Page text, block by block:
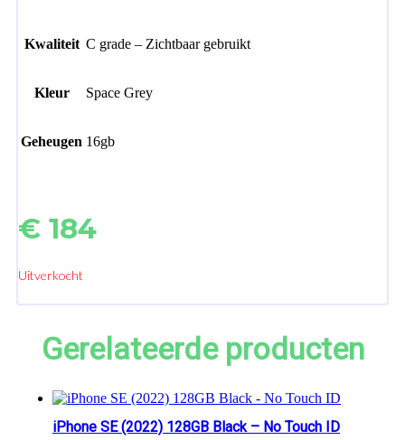
Kwaliteit C grade – Zichtbaar gebruikt
Kleur Space Grey
Geheugen 16gb
€ 184
Uitverkocht
Gerelateerde producten
iPhone SE (2022) 128GB Black – No Touch ID